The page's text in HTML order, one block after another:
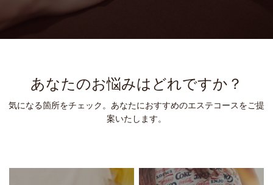
あなたのお悩みはどれですか？
気になる箇所をチェック。あなたにおすすめのエステコースをご提
案いたします。